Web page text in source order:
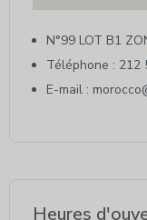
N°99 LOT B1
Téléphone : 212
E-mail :
Heures